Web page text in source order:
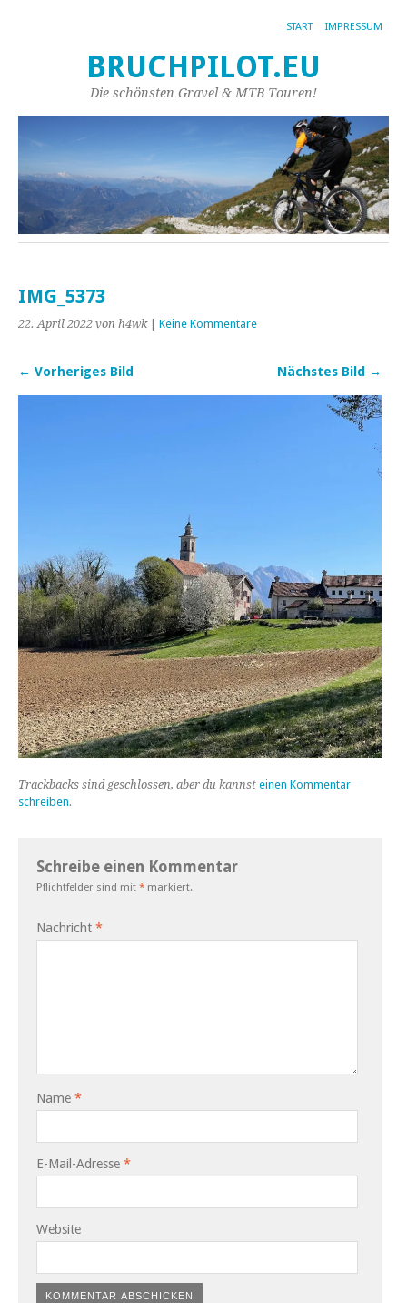
START IMPRESSUM
BRUCHPILOT.EU
Die schönsten Gravel & MTB Touren!
IMG_5373
22. April 2022 von h4wk| Keine Kommentare
← Vorheriges Bild Nächstes Bild →
Trackbacks sind geschlossen, aber du kannst einen Kommentar
schreiben.
Schreibe einen Kommentar
Pflichtfelder sind mit * markiert.
Nachricht *
Name *
E-Mail-Adresse *
Website